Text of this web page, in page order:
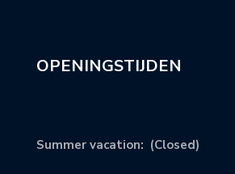
OPENINGSTIJDEN
Summer vacation: (Closed)